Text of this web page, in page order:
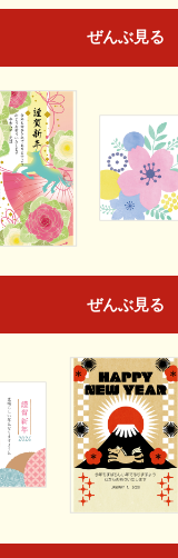
ぜんぶ見る
ぜんぶ見る